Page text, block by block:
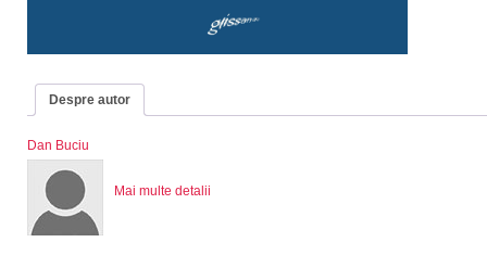
Despre autor
Dan Buciu
Mai multe detalii